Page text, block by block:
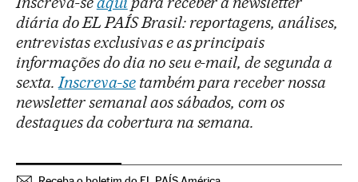
diária do EL PAÍS Brasil: reportagens, análises,
entrevistas exclusivas e as principais
informações do dia no seu e-mail, de segunda a
sexta. Inscreva-setambém para receber nossa
newsletter semanal aos sábados, com os
destaques da cobertura na semana.